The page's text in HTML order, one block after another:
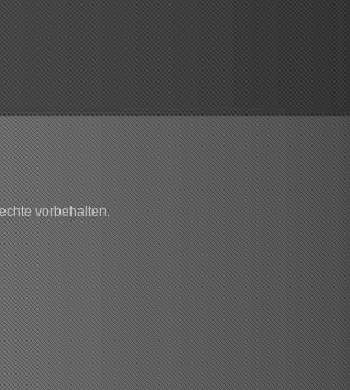
vorbehalten.